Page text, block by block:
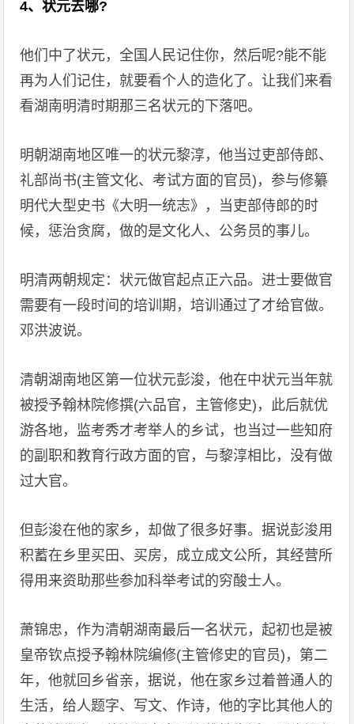
4、状元去哪?
他们中了状元，全国人民记住你，然后呢?能不能
再为人们记住，就要看个人的造化了。让我们来看
看湖南明清时期那三名状元的下落吧。
明朝湖南地区唯一的状元黎淳，他当过吏部侍郎、
礼部尚书(主管文化、考试方面的官员)，参与修纂
明代大型史书《大明一统志》，当吏部侍郎的时
候，惩治贪腐，做的是文化人、公务员的事儿。
明清两朝规定：状元做官起点正六品。进士要做官
需要有一段时间的培训期，培训通过了才给官做。
邓洪波说。
清朝湖南地区第一位状元彭浚，他在中状元当年就
被授予翰林院修撰(六品官，主管修史)，此后就优
游各地，监考秀才考举人的乡试，也当过一些知府
的副职和教育行政方面的官，与黎淳相比，没有做
过大官。
但彭浚在他的家乡，却做了很多好事。据说彭浚用
积蓄在乡里买田、买房，成立成文公所，其经营所
得用来资助那些参加科举考试的穷酸士人。
萧锦忠，作为清朝湖南最后一名状元，起初也是被
皇帝钦点授予翰林院编修(主管修史的官员)，第二
年，他就回乡省亲，据说，他在家乡过着普通人的
生活，给人题字、写文、作诗，他的字比其他人的